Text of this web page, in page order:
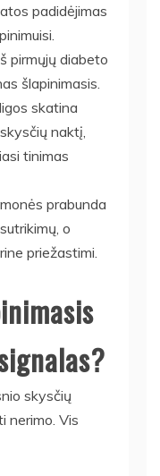
padidėjimas
pirmųjų diabeto
šlapinimasis.
skatina
naktį,
tinimas
prabunda
o
priežastimi.
skysčių
nerimo. Vis